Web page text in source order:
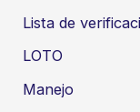
Lista de
LOTO
Manejo